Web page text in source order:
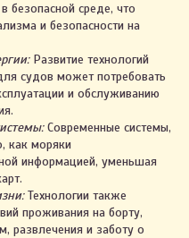
безопасной среде, что
и безопасности на
Развитие технологий
судов может потребовать
и обслуживанию
Современные системы,
как моряки
информацией, уменьшая
Технологии также
проживания на борту,
развлечения и заботу о